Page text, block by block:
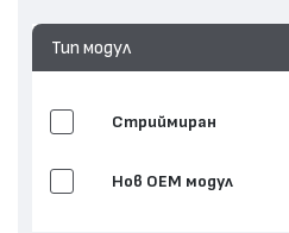
Тип модул
Стриймиран
Нов ОЕМ модул